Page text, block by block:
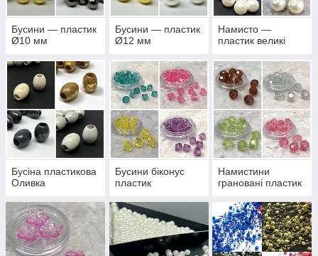
Бусини — пластик
Ø10 мм
Бусини — пластик
Ø12 мм
Намисто —
пластик великі
Бусіна пластикова
Оливка
Бусини біконус
пластик
Намистини
грановані пластик